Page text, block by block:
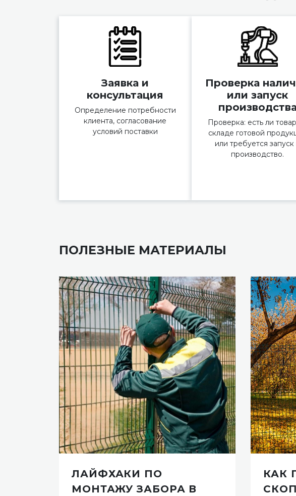
Заявка и
консультация
Определение потребности
клиента, согласование
условий поставки
Проверка
или запуск
Проверка: есть ли
складе готовой
или требуется запуск
производство.
ПОЛЕЗНЫЕ МАТЕРИАЛЫ
ЛАЙФХАКИ ПО
МОНТАЖУ ЗАБОРА В
КАК